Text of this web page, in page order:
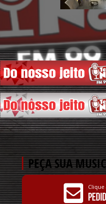
PEÇA SUA
Clique